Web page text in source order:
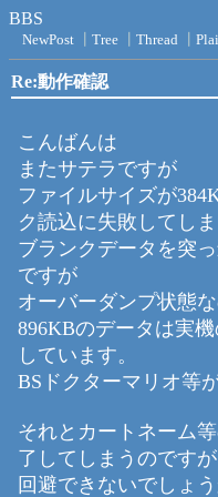
BBS
NewPost Tree Thread
Re:動作確認
こんばんは
またサテラですが
ファイルサイズが
ク読込に失敗してしま
ブランクデータを突
ですが
オーバーダンプ状態
896KBのデータは実
しています。
BSドクターマリオ等
それとカートネーム
了してしまうのですが
回避できないでしょう